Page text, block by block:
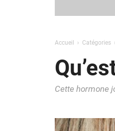
Accueil Catégories
Cette hormone